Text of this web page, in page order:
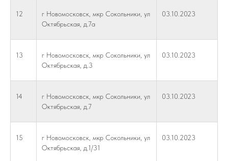
12
г Новомосковск, мкр Сокольники, ул
Октябрьская, д.7а
03.10.2023
13
г Новомосковск, мкр Сокольники, ул
Октябрьская, д.3
03.10.2023
14
г Новомосковск, мкр Сокольники, ул
Октябрьская, д.7
03.10.2023
15
г Новомосковск, мкр Сокольники, ул
Октябрьская, д.1/31
03.10.2023